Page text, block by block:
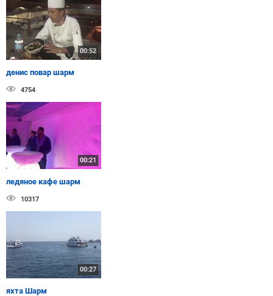
00:52
денис повар шарм
4754
00:21
ледяное кафе шарм
10317
00:27
яхта Шарм